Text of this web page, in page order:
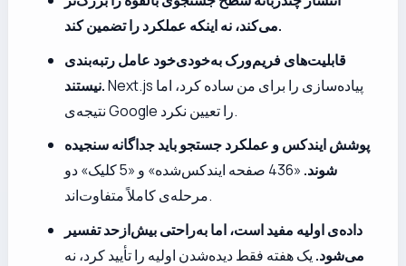
می‌کند، نه اینکه عملکرد را تضمین کند.
قابلیت‌های فریم‌ورک به‌خودی‌خود عامل رتبه‌بندی
نیستند.Next.js پیاده‌سازی را برای من ساده کرد، اما
نتیجه‌ی Google را تعیین نکرد.
پوشش ایندکس و عملکرد جستجو باید جداگانه سنجیده
شوند.
«436 صفحه ایندکس‌شده» و «5 کلیک» دو
مرحله‌ی کاملاً متفاوت‌اند.
داده‌ی اولیه مفید است، اما به‌راحتی بیش‌ازحد تفسیر
می‌شود. یک هفته فقط دیده‌شدن اولیه را تأیید کرد، نه